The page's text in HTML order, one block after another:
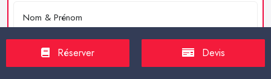
Merci de résoudre l'équation : 4 + 2 = ?
Réserver Devis